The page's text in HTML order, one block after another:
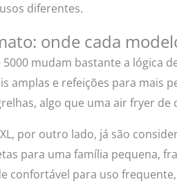
diferentes.
onde cada
5000 mudam bastante a lógica
amplas e refeições para mais
algo que uma air fryer de
por outro lado, já são
para uma família pequena,
confortável para uso